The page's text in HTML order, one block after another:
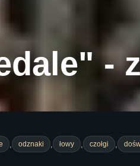
-
, odznaki , łowy , czołgi ,